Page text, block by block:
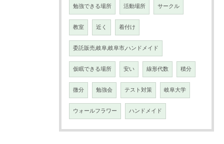
勉強できる場所 活動場所 サークル
教室 近く 着付け
委託販売,岐阜,岐阜市,ハンドメイド
仮眠できる場所 安い 線形代数 積分
微分 勉強会 テスト対策 岐阜大学
ウォールフラワー ハンドメイド